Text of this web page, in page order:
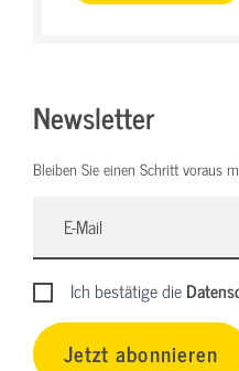
Newsletter
Bleiben Sie einen Schritt voraus
Ich bestätige die
Jetzt abonnieren